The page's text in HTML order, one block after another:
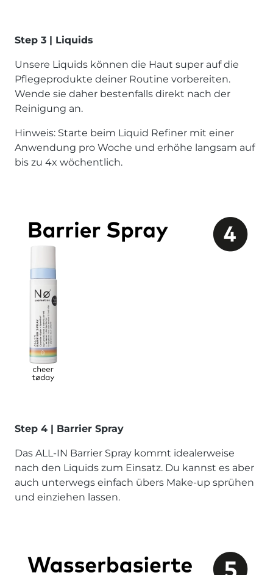
Step 3 | Liquids
Unsere Liquids können die Haut super auf die
Pflegeprodukte deiner Routine vorbereiten.
Wende sie daher bestenfalls direkt nach der
Reinigung an.
Hinweis: Starte beim Liquid Refiner mit einer
Anwendung pro Woche und erhöhe langsam auf
bis zu 4x wöchentlich.
Step 4 | Barrier Spray
Das ALL-IN Barrier Spray kommt idealerweise
nach den Liquids zum Einsatz. Du kannst es aber
auch unterwegs einfach übers Make-up sprühen
und einziehen lassen.